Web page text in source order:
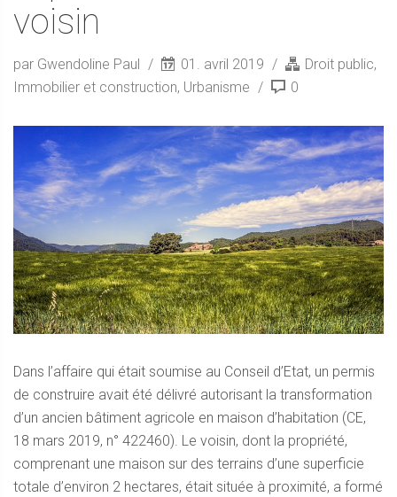
voisin
par Gwendoline Paul 01. avril 2019 Droit public,
Immobilier et construction, Urbanisme 0
Dans l’affaire qui était soumise au Conseil d’Etat, un permis
de construire avait été délivré autorisant la transformation
d’un ancien bâtiment agricole en maison d’habitation (CE,
18 mars 2019, n° 422460). Le voisin, dont la propriété,
comprenant une maison sur des terrains d’une superficie
totale d’environ 2 hectares, était située à proximité, a formé